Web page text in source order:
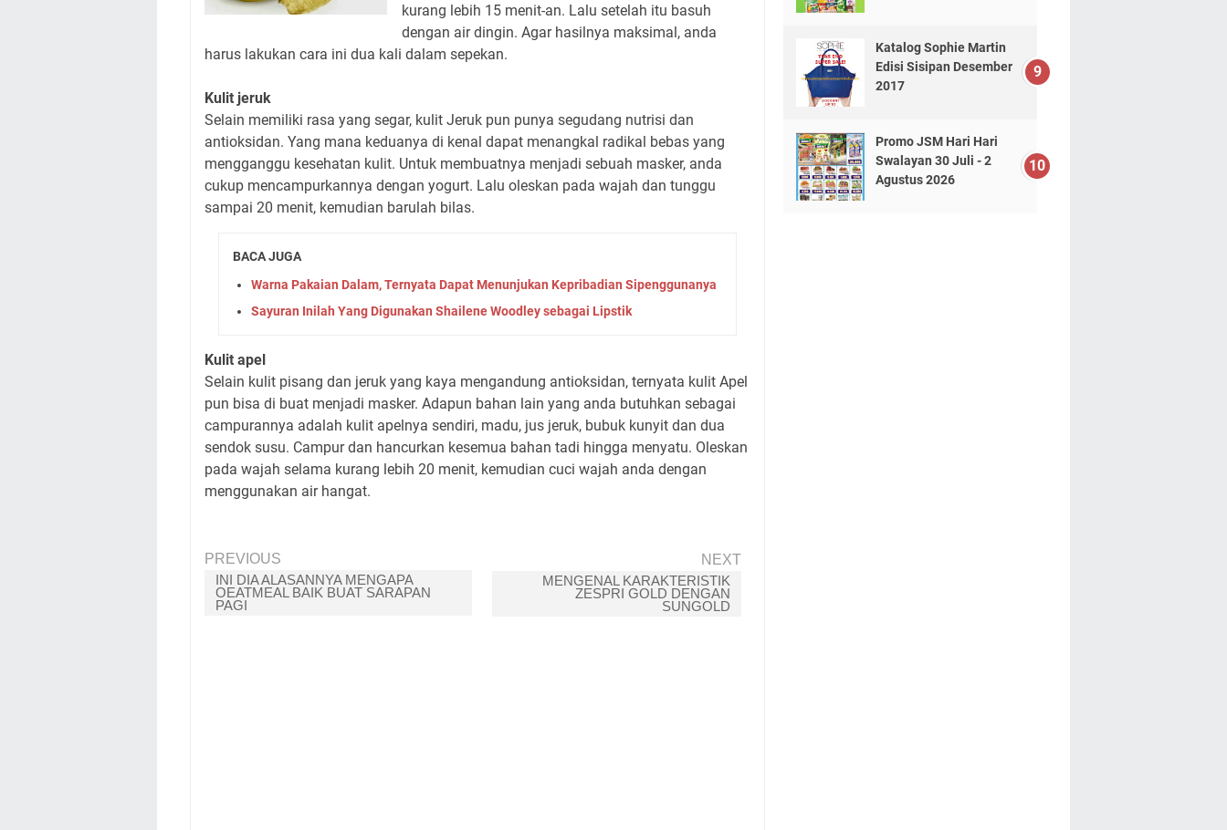
kurang lebih 15 menit-an. Lalu setelah itu basuh
dengan air dingin. Agar hasilnya maksimal, anda
harus lakukan cara ini dua kali dalam sepekan.
Kulit jeruk
Selain memiliki rasa yang segar, kulit Jeruk pun punya segudang nutrisi dan
antioksidan. Yang mana keduanya di kenal dapat menangkal radikal bebas yang
mengganggu kesehatan kulit. Untuk membuatnya menjadi sebuah masker, anda
cukup mencampurkannya dengan yogurt. Lalu oleskan pada wajah dan tunggu
sampai 20 menit, kemudian barulah bilas.
BACA JUGA
Warna Pakaian Dalam, Ternyata Dapat Menunjukan Kepribadian Sipenggunanya
Sayuran Inilah Yang Digunakan Shailene Woodley sebagai Lipstik
Kulit apel
Selain kulit pisang dan jeruk yang kaya mengandung antioksidan, ternyata kulit Apel
pun bisa di buat menjadi masker. Adapun bahan lain yang anda butuhkan sebagai
campurannya adalah kulit apelnya sendiri, madu, jus jeruk, bubuk kunyit dan dua
sendok susu. Campur dan hancurkan kesemua bahan tadi hingga menyatu. Oleskan
pada wajah selama kurang lebih 20 menit, kemudian cuci wajah anda dengan
menggunakan air hangat.
PREVIOUS
INI DIA ALASANNYA MENGAPA
OEATMEAL BAIK BUAT SARAPAN
PAGI
NEXT
MENGENAL KARAKTERISTIK
ZESPRI GOLD DENGAN
SUNGOLD
Katalog Sophie Martin
Edisi Sisipan Desember
2017
Promo JSM Hari Hari
Swalayan 30 Juli - 2
Agustus 2026